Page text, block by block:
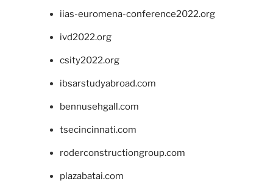
iias-euromena-conference2022.org
ivd2022.org
csity2022.org
ibsarstudyabroad.com
bennusehgall.com
tsecincinnati.com
roderconstructiongroup.com
plazabatai.com